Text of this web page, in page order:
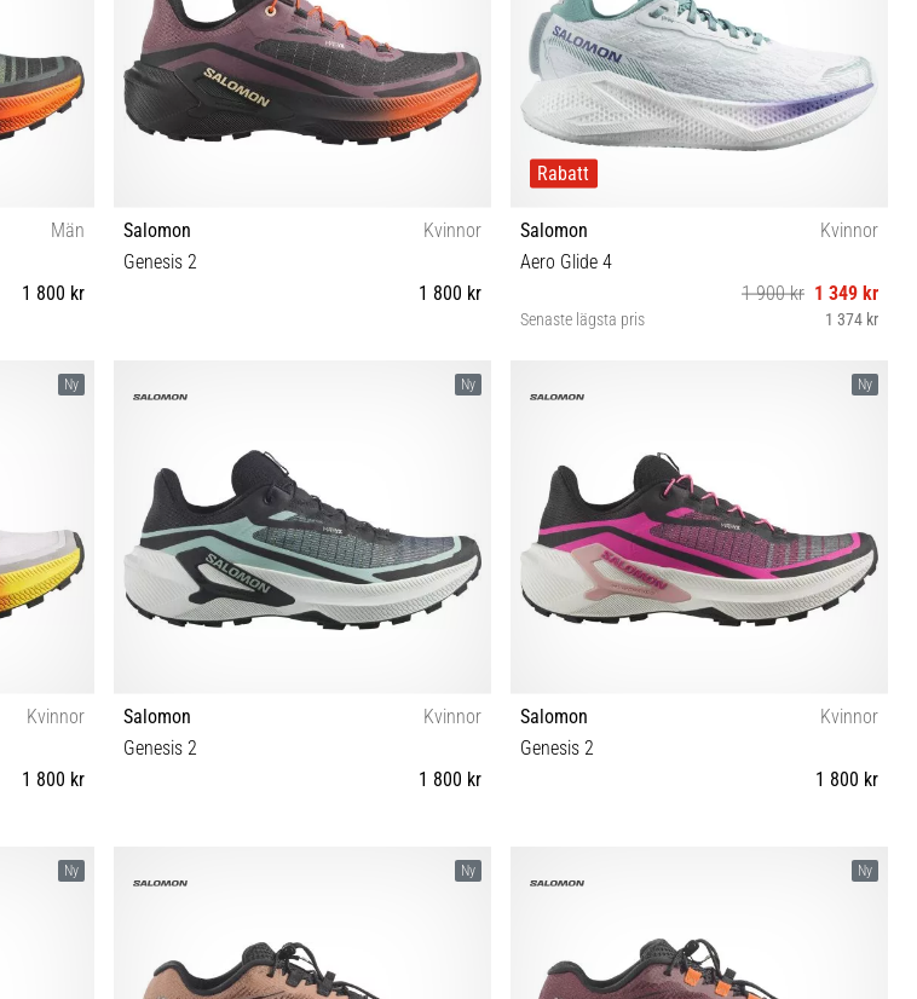
Män
1 800 kr
Salomon
Kvinnor
Genesis 2
1 800 kr
Rabatt
Salomon
Kvinnor
Aero Glide 4
1 900 kr 1 349 kr
Senaste lägsta pris 1 374 kr
Ny
Kvinnor
1 800 kr
Ny
Salomon
Kvinnor
Genesis 2
1 800 kr
Ny
Salomon
Kvinnor
Genesis 2
1 800 kr
Ny Ny Ny